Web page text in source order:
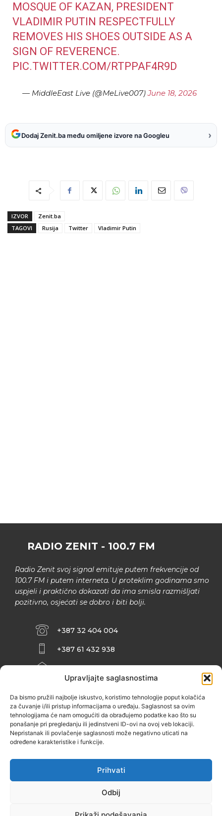
Upravljajte saglasnostima
Da bismo pružili najbolje iskustvo, koristimo tehnologije poput kolačića
za čuvanje i/ili pristup informacijama o uređaju. Saglasnost sa ovim
tehnologijama će nam omogućiti da obrađujemo podatke kao što su
ponašanje pri pregledanju ili jedinstveni ID-ovi na ovoj veb lokaciji.
Nepristanak ili povlačenje saglasnosti može negativno uticati na
određene karakteristike i funkcije.
Prihvati
Odbij
MOSQUE OF KAZAN, PRESIDENT
VLADIMIR PUTIN RESPECTFULLY
REMOVES HIS SHOES OUTSIDE AS A
SIGN OF REVERENCE.
PIC.TWITTER.COM/RTPPAF4R9D
— MiddleEast Live (@MeLive007)June 18, 2026
Dodaj Zenit.ba među omiljene izvore na Googleu ›
IZVOR
Zenit.ba
TAGOVI
Rusija Twitter Vladimir Putin
RADIO ZENIT - 100.7 FM
Radio Zenit svoj signal emituje putem frekvencije od
100.7 FM i putem interneta. U proteklim godinama smo
uspjeli i praktično dokazati da ima smisla razmišljati
pozitivno, osjećati se dobro i biti bolji.
+387 32 404 004
+387 61 432 938
ZENIČANKA, 3. SPRAT), 72000 ZENICA